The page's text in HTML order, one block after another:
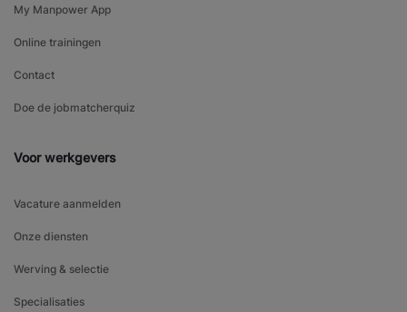
My Manpower App
Online trainingen
Contact
Doe de jobmatcherquiz
Voor werkgevers
Vacature aanmelden
Onze diensten
Werving & selectie
Specialisaties